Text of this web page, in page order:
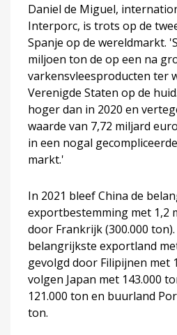
Daniel de Miguel,
Interporc, is trots op de
Spanje op de wereldmarkt.
miljoen ton de op een na
varkensvleesproducten ter
Verenigde Staten op de
hoger dan in 2020 en
waarde van 7,72 miljard
in een nogal
markt.'
In 2021 bleef China de
exportbestemming met 1,2
door Frankrijk (300.000
belangrijkste exportland
gevolgd door Filipijnen met
volgen Japan met 143.000
121.000 ton en buurland
ton.